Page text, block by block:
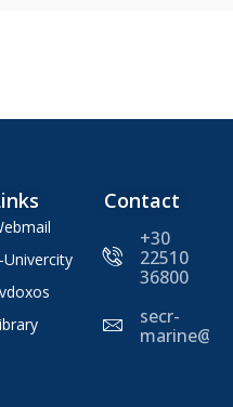
Univercity
Contact
+30
22510
36800
secr-